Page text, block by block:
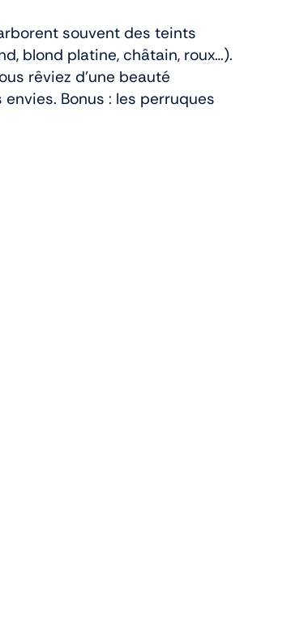
souvent des teints
blond platine, châtain, roux…).
rêviez d’une beauté
Bonus : les perruques